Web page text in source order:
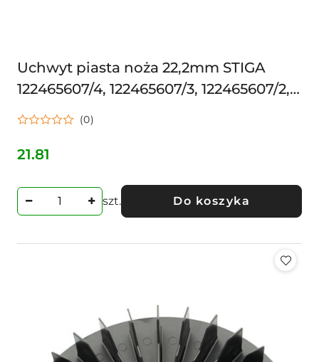
Uchwyt piasta noża 22,2mm STIGA
122465607/4, 122465607/3, 122465607/2,
122465607/0, 22465607/4, 22465607/3,
(0)
Cena:
21.81
szt. Do koszyka